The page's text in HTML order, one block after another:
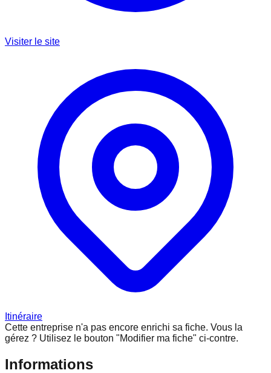
Visiter le site
Itinéraire
Cette entreprise n'a pas encore enrichi sa fiche. Vous la
gérez ? Utilisez le bouton "Modifier ma fiche" ci-contre.
Informations